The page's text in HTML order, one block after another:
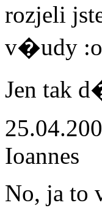
rozjeli
v�udy
Jen tak
Ioannes
No, ja to